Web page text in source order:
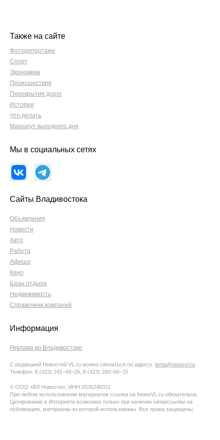
Также на сайте
Фоторепортажи
Спорт
Экономика
Происшествия
Перекрытия дорог
Истории
Что делать
Маршрут выходного дня
Мы в социальных сетях
Сайты Владивостока
Объявления
Новости
Авто
Работа
Афиша
Кино
Базы отдыха
Недвижимость
Справочник компаний
Информация
Реклама во Владивостоке
С редакцией Новостей VL.ru можно связаться по адресу: lenta@newsvl.ru
Телефон: 8 (423) 241−49−26, 8 (423) 280−66−15
© ООО «ВЛ Новости», ИНН 2536240311
При любом использовании материалов ссылка на NewsVL.ru обязательна.
Цитирование в Интернете возможно только при наличии гиперссылки на
публикацию, материалы из которой использованы. Все права защищены.